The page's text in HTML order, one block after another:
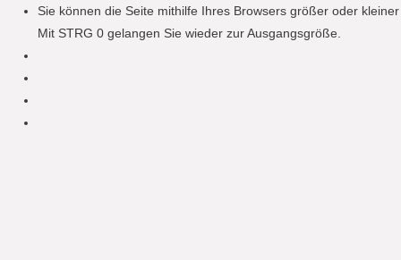
Sie können die Seite mithilfe Ihres Browsers größer oder
Mit STRG 0 gelangen Sie wieder zur Ausgangsgröße.